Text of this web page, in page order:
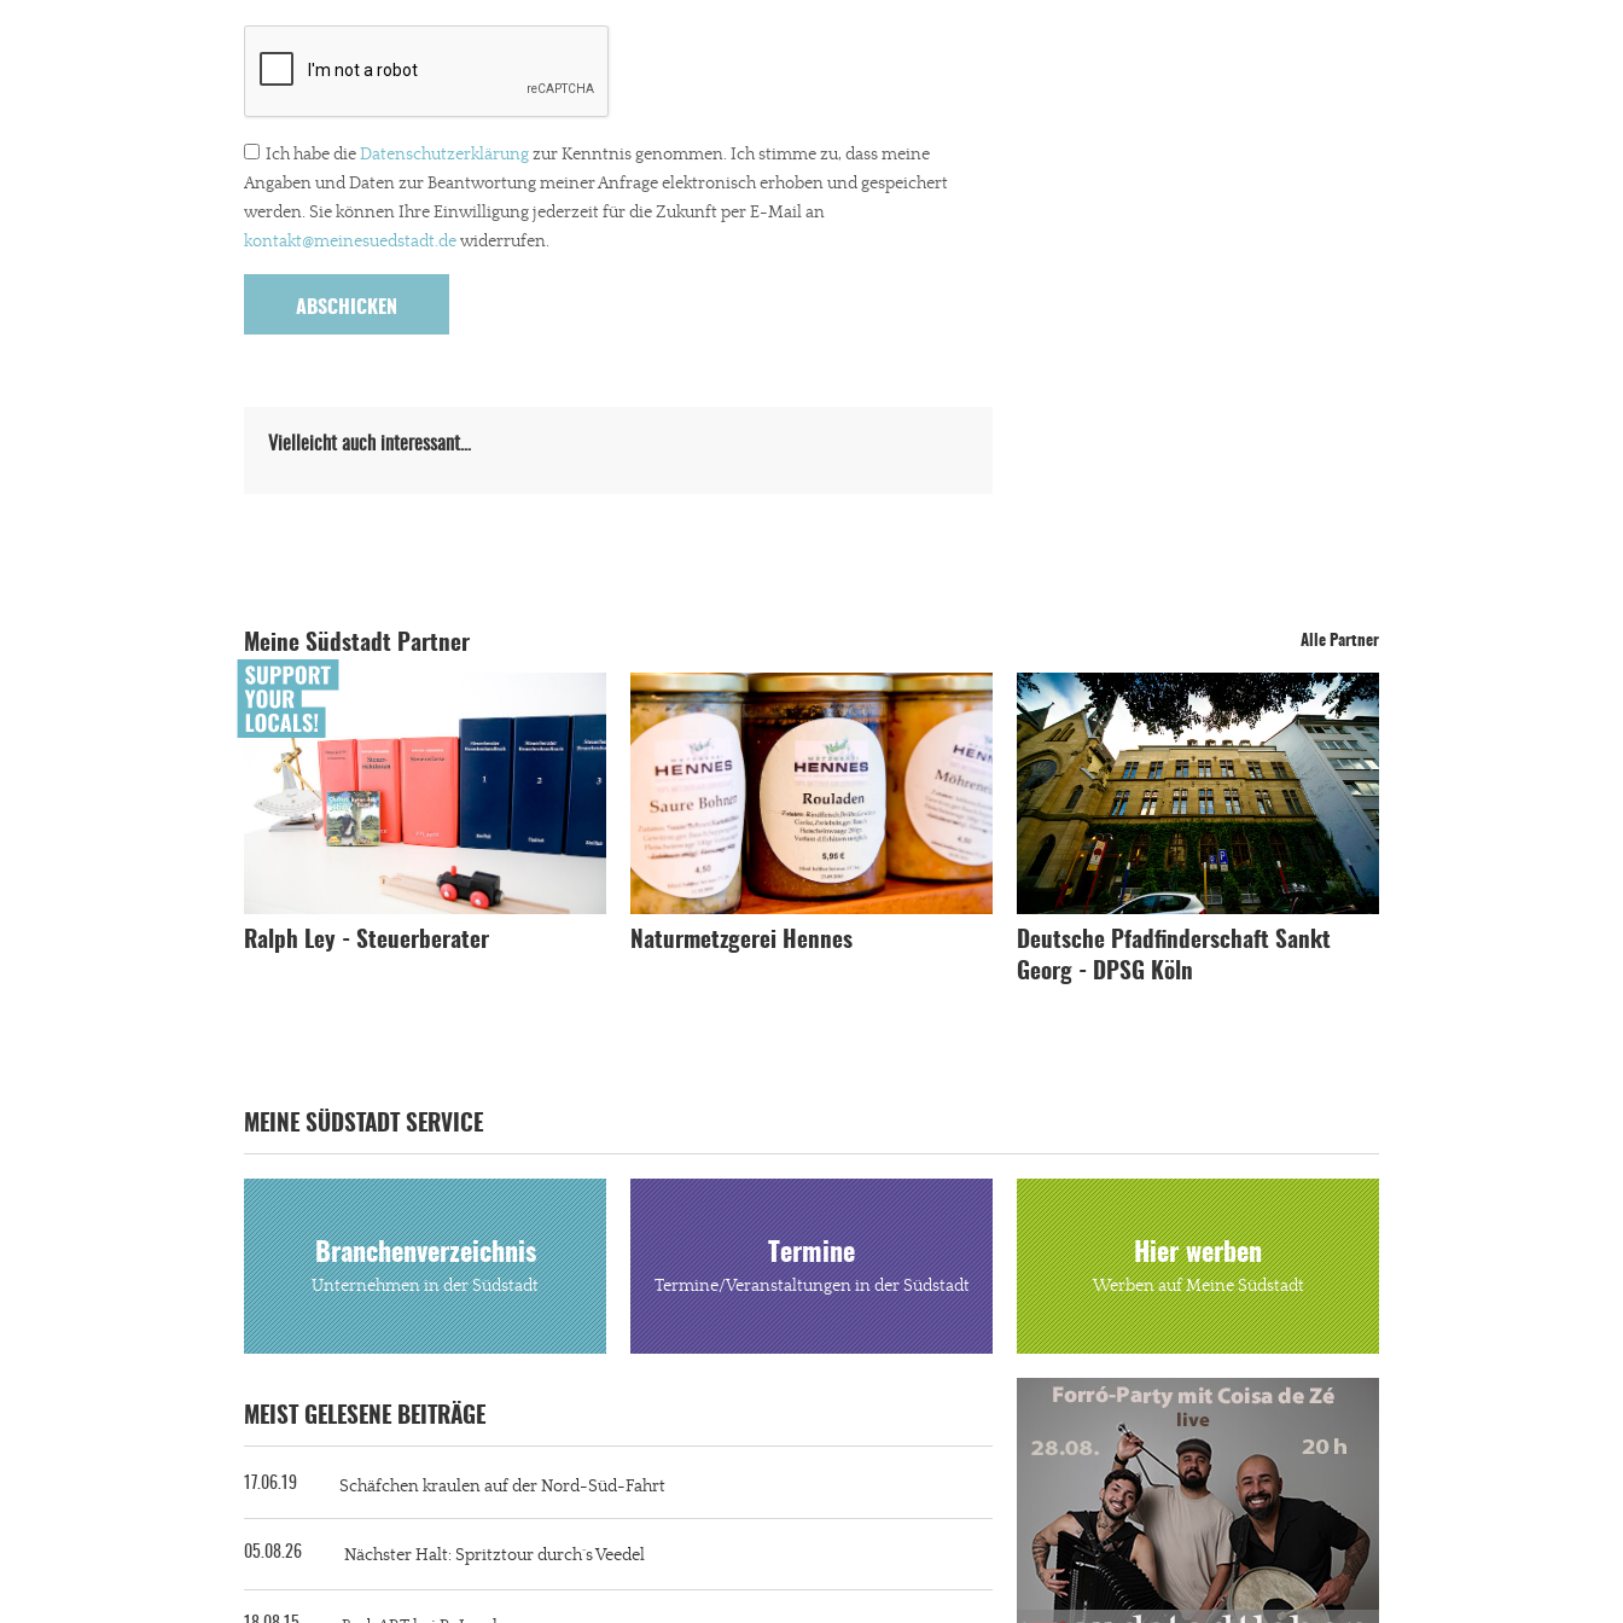
Ich habe dieDatenschutzerklärungzur Kenntnis genommen. Ich stimme zu, dass meine
Angaben und Daten zur Beantwortung meiner Anfrage elektronisch erhoben und gespeichert
werden. Sie können Ihre Einwilligung jederzeit für die Zukunft per E-Mail an
kontakt@meinesuedstadt.dewiderrufen.
Vielleicht auch interessant…
Meine Südstadt Partner Alle Partner
Ralph Ley - Steuerberater Naturmetzgerei Hennes
Deutsche Pfadfinderschaft Sankt
Georg - DPSG Köln
MEINE SÜDSTADT SERVICE
Branchenverzeichnis
Unternehmen in der Südstadt
Termine
Termine/Veranstaltungen in der Südstadt
Hier werben
Werben auf Meine Südstadt
MEIST GELESENE BEITRÄGE
17.06.19 Schäfchen kraulen auf der Nord-Süd-Fahrt
05.08.26 Nächster Halt: Spritztour durch´s Veedel